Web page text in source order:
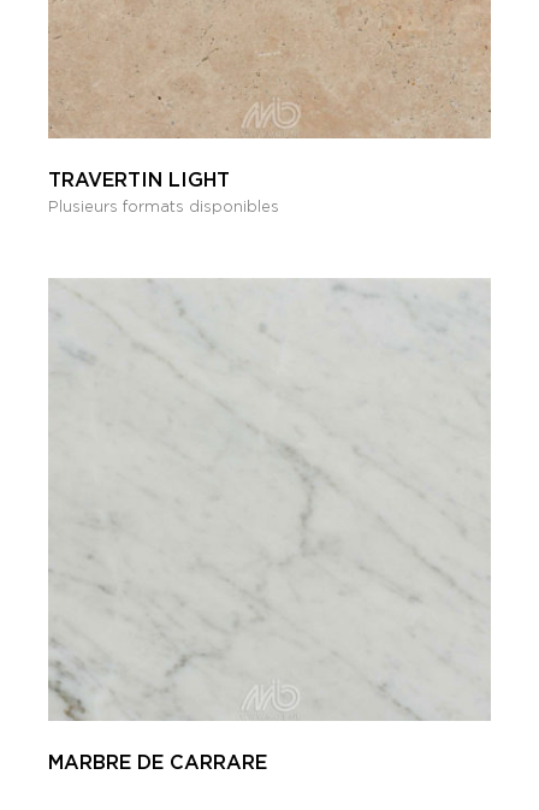
TRAVERTIN LIGHT
Plusieurs formats disponibles
MARBRE DE CARRARE